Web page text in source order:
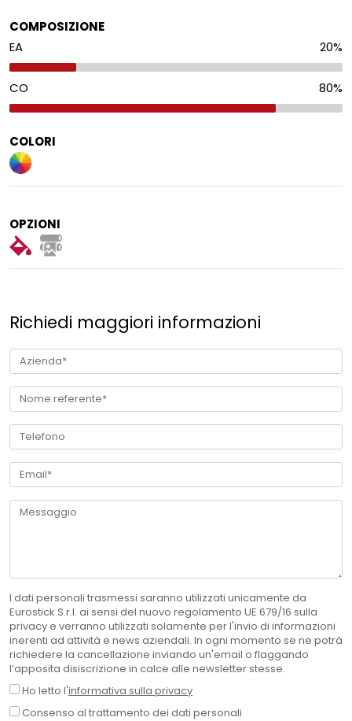
COMPOSIZIONE
EA
20%
CO 80%
COLORI
OPZIONI
Richiedi maggiori informazioni
I dati personali trasmessi saranno utilizzati unicamente da
Eurostick S.r.l. ai sensi del nuovo regolamento UE 679/16 sulla
privacy e verranno utilizzati solamente per l'invio di informazioni
inerenti ad attività e news aziendali. In ogni momento se ne potrà
richiedere la cancellazione inviando un'email o flaggando
l’apposita disiscrizione in calce alle newsletter stesse.
Ho letto l'informativa sulla privacy
Consenso al trattamento dei dati personali